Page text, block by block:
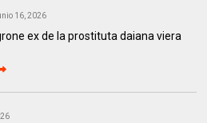
16, 2026
ex de la prostituta daiana viera